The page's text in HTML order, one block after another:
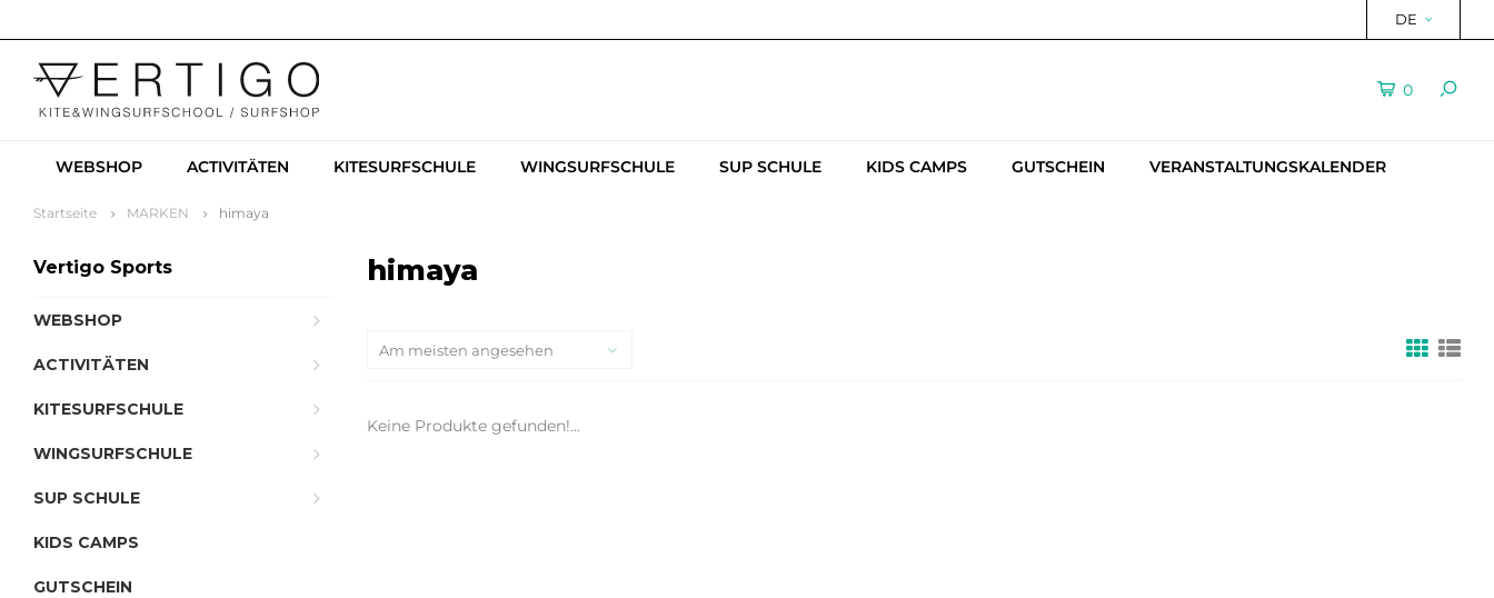
DE
0
WEBSHOP ACTIVITÄTEN KITESURFSCHULE WINGSURFSCHULE SUP SCHULE KIDS CAMPS GUTSCHEIN VERANSTALTUNGSKALENDER
Startseite MARKEN himaya
Vertigo Sports
WEBSHOP
ACTIVITÄTEN
KITESURFSCHULE
WINGSURFSCHULE
SUP SCHULE
KIDS CAMPS
GUTSCHEIN
himaya
Am meisten angesehen
Keine Produkte gefunden!...